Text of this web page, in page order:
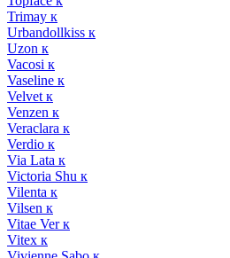
Trimay к
Urbandollkiss к
Uzon к
Vacosi к
Vaseline к
Velvet к
Venzen к
Veraclara к
Verdio к
Via Lata к
Victoria Shu к
Vilenta к
Vilsen к
Vitae Ver к
Vitex к